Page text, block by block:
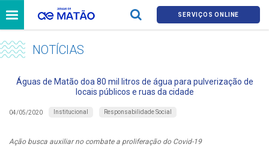
SERVIÇOS ONLINE
NOTÍCIAS
Águas de Matão doa 80 mil litros de água para pulverização de
locais públicos e ruas da cidade
04/05/2020 Institucional Responsabilidade Social
Ação busca auxiliar no combate a proliferação do Covid-19